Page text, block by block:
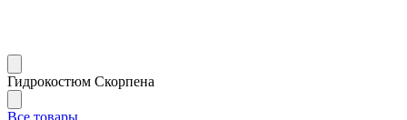
Гидрокостюм Скорпена